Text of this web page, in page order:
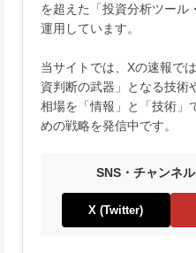
を超えた「投資分析ツール
運用しています。
当サイトでは、Xの速報で
資判断の武器」となる技術
相場を「情報」と「技術」
めの戦略を発信中です。
SNS・チャンネ
X (Twitter)